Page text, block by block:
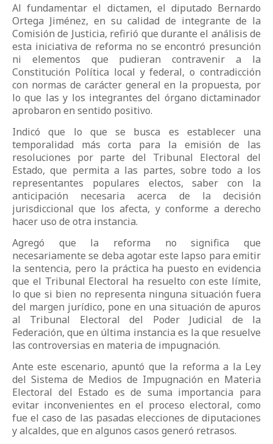
Al fundamentar el dictamen, el diputado Bernardo
Ortega Jiménez, en su calidad de integrante de la
Comisión de Justicia, refirió que durante el análisis de
esta iniciativa de reforma no se encontró presunción
ni elementos que pudieran contravenir a la
Constitución Política local y federal, o contradicción
con normas de carácter general en la propuesta, por
lo que las y los integrantes del órgano dictaminador
aprobaron en sentido positivo.
Indicó que lo que se busca es establecer una
temporalidad más corta para la emisión de las
resoluciones por parte del Tribunal Electoral del
Estado, que permita a las partes, sobre todo a los
representantes populares electos, saber con la
anticipación necesaria acerca de la decisión
jurisdiccional que los afecta, y conforme a derecho
hacer uso de otra instancia.
Agregó que la reforma no significa que
necesariamente se deba agotar este lapso para emitir
la sentencia, pero la práctica ha puesto en evidencia
que el Tribunal Electoral ha resuelto con este límite,
lo que si bien no representa ninguna situación fuera
del margen jurídico, pone en una situación de apuros
al Tribunal Electoral del Poder Judicial de la
Federación, que en última instancia es la que resuelve
las controversias en materia de impugnación.
Ante este escenario, apuntó que la reforma a la Ley
del Sistema de Medios de Impugnación en Materia
Electoral del Estado es de suma importancia para
evitar inconvenientes en el proceso electoral, como
fue el caso de las pasadas elecciones de diputaciones
y alcaldes, que en algunos casos generó retrasos.